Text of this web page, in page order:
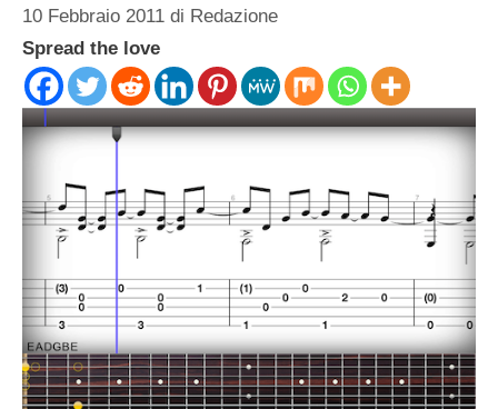
10 Febbraio 2011 di Redazione
Spread the love